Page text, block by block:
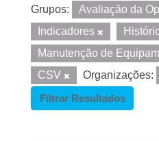
Grupos: Avaliação da
Indicadores
Manutenção de
CSV
Organizações:
Filtrar Resultados